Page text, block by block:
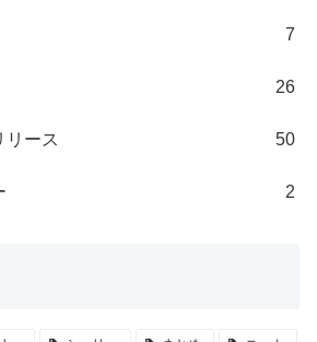
7
26
リース 50
2